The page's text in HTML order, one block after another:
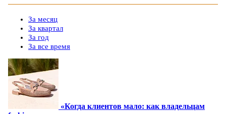
За месяц
За квартал
За год
За все время
«Когда клиентов мало: как владельцам